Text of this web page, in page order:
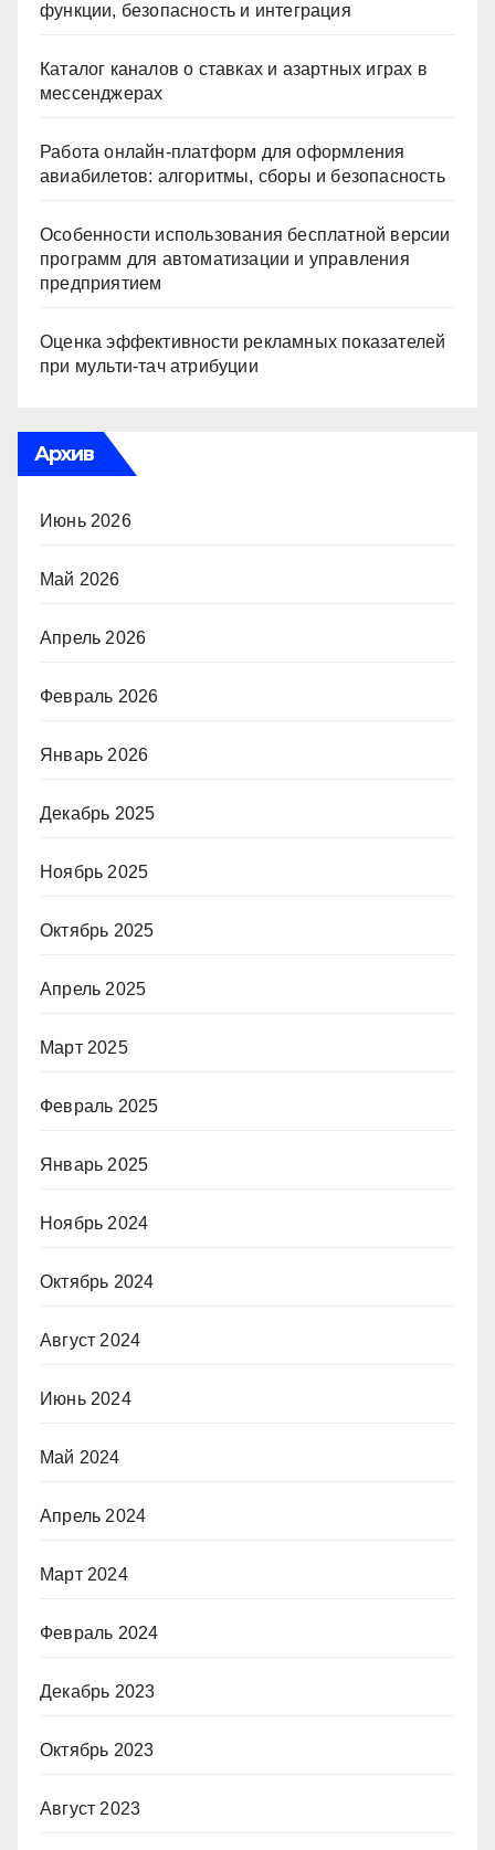
функции, безопасность и интеграция
Каталог каналов о ставках и азартных играх в
мессенджерах
Работа онлайн‑платформ для оформления
авиабилетов: алгоритмы, сборы и безопасность
Особенности использования бесплатной версии
программ для автоматизации и управления
предприятием
Оценка эффективности рекламных показателей
при мульти-тач атрибуции
Архив
Июнь 2026
Май 2026
Апрель 2026
Февраль 2026
Январь 2026
Декабрь 2025
Ноябрь 2025
Октябрь 2025
Апрель 2025
Март 2025
Февраль 2025
Январь 2025
Ноябрь 2024
Октябрь 2024
Август 2024
Июнь 2024
Май 2024
Апрель 2024
Март 2024
Февраль 2024
Декабрь 2023
Октябрь 2023
Август 2023